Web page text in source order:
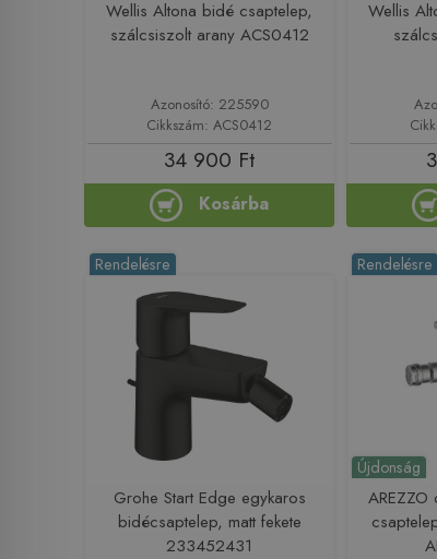
Wellis Altona bidé csaptelep,
szálcsiszolt arany ACS0412
Azonosító: 225590
Cikkszám: ACS0412
34 900 Ft
Kosárba
Wellis
Rendelésre
Grohe Start Edge egykaros
bidécsaptelep, matt fekete
233452431
Újdonság
Rendelésre